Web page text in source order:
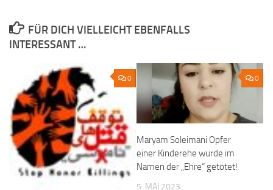
FÜR DICH VIELLEICHT EBENFALLS
INTERESSANT …
0 0
Maryam Soleimani Opfer
einer Kinderehe wurde im
Namen der „Ehre“ getötet!
5. MAI 2023